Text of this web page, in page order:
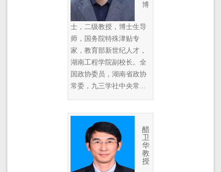
博
士，二级教授，博士生导
师，国务院特殊津贴专
家，教育部新世纪人才，
湖南工程学院副校长。全
国政协委员，湖南省政协
常委，九三学社中央常...
醋
卫
华
教
授